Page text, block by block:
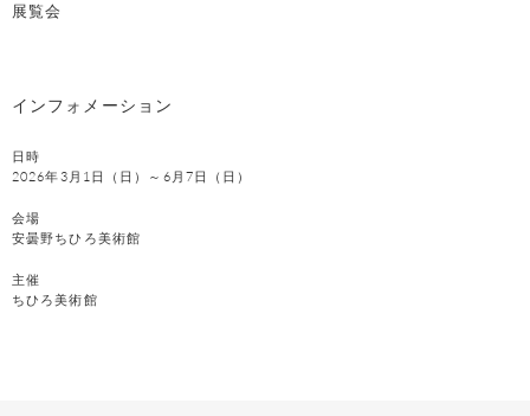
展覧会
インフォメーション
日時
2026年3月1日（日）～6月7日（日）
会場
安曇野ちひろ美術館
主催
ちひろ美術館